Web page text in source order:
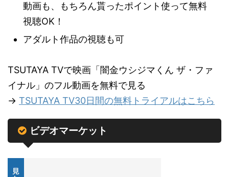
動画も、もちろん貰ったポイント使って無料
視聴OK！
アダルト作品の視聴も可
TSUTAYA TVで映画「闇金ウシジマくん ザ・ファ
イナル」のフル動画を無料で見る
→ TSUTAYA TV30日間の無料トライアルはこちら
ビデオマーケット